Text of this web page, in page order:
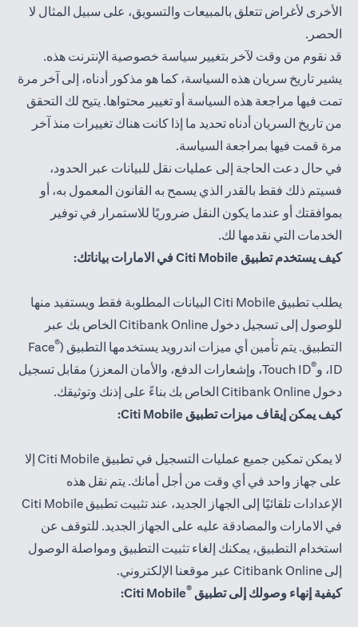
الأخرى لأغراض تتعلق بالمبيعات والتسويق، على سبيل المثال لا
الحصر.
قد نقوم من وقت لآخر بتغيير سياسة خصوصية الإنترنت هذه.
يشير تاريخ سريان هذه السياسة، كما هو مذكور أدناه، إلى آخر مرة
تمت فيها مراجعة هذه السياسة أو تغيير محتواها. يتيح لك التحقق
من تاريخ السريان أدناه تحديد ما إذا كانت هناك تغييرات منذ آخر
مرة قمت فيها بمراجعة السياسة.
في حال دعت الحاجة إلى عمليات نقل للبيانات عبر الحدود،
فسيتم ذلك فقط بالقدر الذي يسمح به القانون المعمول به، أو
بموافقتك أو عندما يكون النقل ضروريًا للاستمرار في توفير
الخدمات التي نقدمها لك.
كيف يستخدم تطبيق Citi Mobile في الامارات بياناتك:
يطلب تطبيق Citi Mobile البيانات المطلوبة فقط ويستفيد منها
للوصول إلى تسجيل دخول Citibank Online الخاص بك عبر
التطبيق. يتم تأمين أي ميزات اندرويد يستخدمها التطبيق (®
Face
ID، و
®
Touch ID، وإشعارات الدفع، والأمان المعزز) مقابل تسجيل
دخول Citibank Online الخاص بك بناءً على إذنك وتوثيقك.
كيف يمكن إيقاف ميزات تطبيق Citi Mobile:
لا يمكن تمكين جميع عمليات التسجيل في تطبيق Citi Mobile إلا
على جهاز واحد في أي وقت من أجل أمانك. يتم نقل هذه
الإعدادات تلقائيًا إلى الجهاز الجديد، عند تثبيت تطبيق Citi Mobile
في الامارات والمصادقة عليه على الجهاز الجديد. للتوقف عن
استخدام التطبيق، يمكنك إلغاء تثبيت التطبيق ومواصلة الوصول
إلى Citibank Online عبر موقعنا الإلكتروني.
كيفية إنهاء وصولك إلى تطبيق ®
Citi Mobile: